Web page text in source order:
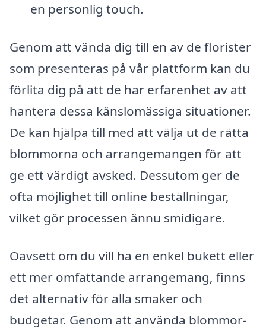
en personlig touch.
Genom att vända dig till en av de florister
som presenteras på vår plattform kan du
förlita dig på att de har erfarenhet av att
hantera dessa känslomässiga situationer.
De kan hjälpa till med att välja ut de rätta
blommorna och arrangemangen för att
ge ett värdigt avsked. Dessutom ger de
ofta möjlighet till online beställningar,
vilket gör processen ännu smidigare.
Oavsett om du vill ha en enkel bukett eller
ett mer omfattande arrangemang, finns
det alternativ för alla smaker och
budgetar. Genom att använda blommor-